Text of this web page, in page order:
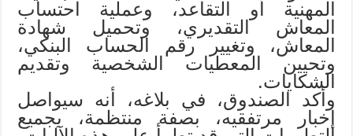
المهنية أو التقاعد، وعملية احتساب
المعاش التقديري، وتحميل شهادة
المعاش، وتغيير رقم الحساب البنكي،
وتحيين المعطيات الشخصية وتقديم
الشكايات.
وأكد الصندوق، في بلاغه، أنه سيواصل
إخبار مرتفقيه، بصفة منتظمة، بجميع